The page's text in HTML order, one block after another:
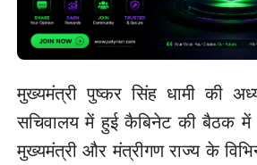
मुख्यमंत्री पुष्कर सिंह धामी की
सचिवालय में हुई कैबिनेट की बैठक में
मुख्यमंत्री और मंत्रीगण राज्य के